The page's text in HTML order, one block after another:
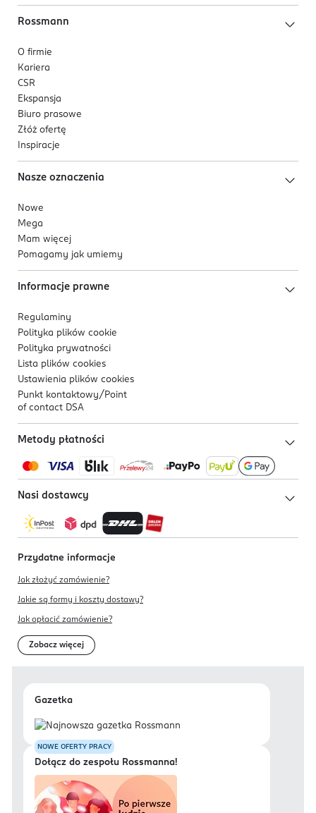
Rossmann
O firmie
Kariera
CSR
Ekspansja
Biuro prasowe
Złóż ofertę
Inspiracje
Nasze oznaczenia
Nowe
Mega
Mam więcej
Pomagamy jak umiemy
Informacje prawne
Regulaminy
Polityka plików cookie
Polityka prywatności
Lista plików cookies
Ustawienia plików cookies
Punkt kontaktowy/ Point
of contact DSA
Metody płatności
Nasi dostawcy
Przydatne informacje
Jak złożyć zamówienie?
Jakie są formy i koszty dostawy?
Jak opłacić zamówienie?
Zobacz więcej
Gazetka
NOWE OFERTY PRACY
Dołącz do zespołu Rossmanna!